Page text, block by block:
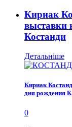
Кириак
выставки
Костанди
Детальніше
Кириак
дня рождения
0